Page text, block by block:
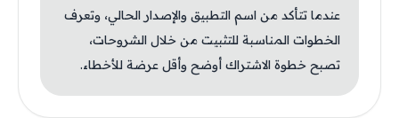
عندما تتأكد من اسم التطبيق والإصدار الحالي، وتعرف
الخطوات المناسبة للتثبيت من خلال الشروحات،
تصبح خطوة الاشتراك أوضح وأقل عرضة للأخطاء.